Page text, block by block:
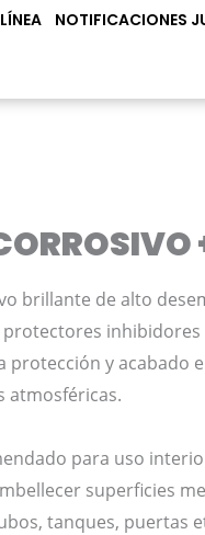
NOTIFICACIONES
brillante de alto
protección y acabado
atmosféricas.
para uso
superficies
tanques, puertas